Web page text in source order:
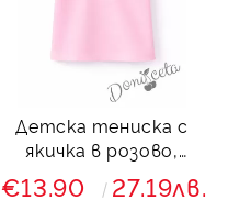
Детска тениска с
якичка в розово,
подходяща за момче
или момиче и за
€13.90 27.19лв.